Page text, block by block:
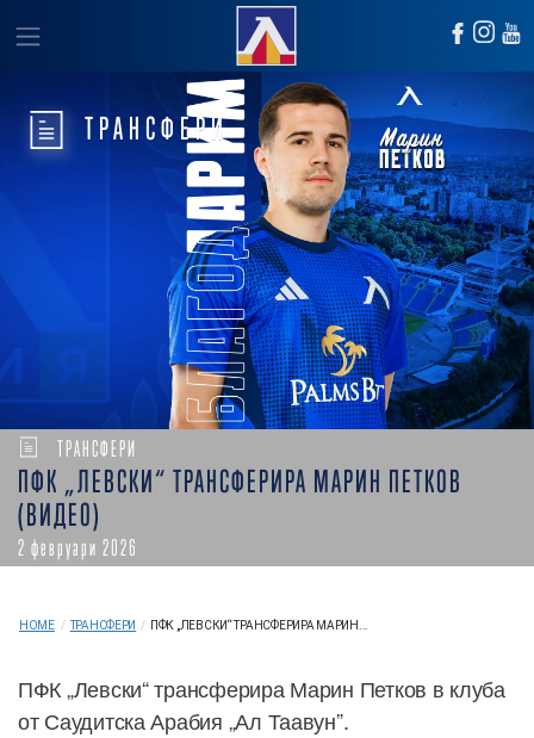
ТРАНСФЕРИ
ТРАНСФЕРИ
ПФК „ЛЕВСКИ“ ТРАНСФЕРИРА МАРИН ПЕТКОВ
(ВИДЕО)
2 февруари 2026
HOME / ТРАНСФЕРИ / ПФК „ЛЕВСКИ“ ТРАНСФЕРИРА МАРИН...
ПФК „Левски“ трансферира Марин Петков в клуба
от Саудитска Арабия „Ал Таавун”.